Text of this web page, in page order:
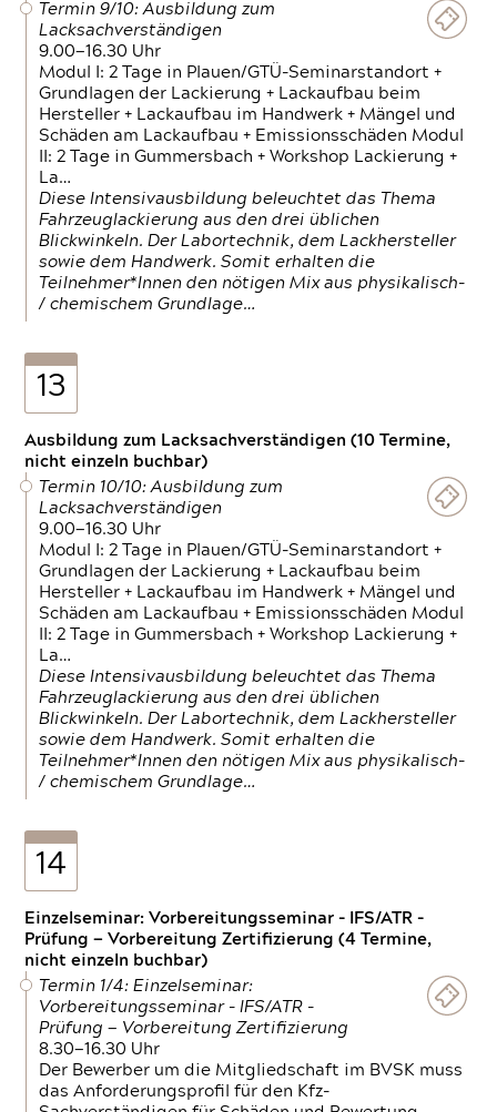
Termin 9/10: Ausbildung zum
Lacksachverständigen
9.00—16.30 Uhr
Modul I: 2 Tage in Plauen/GTÜ-Seminarstandort +
Grundlagen der Lackierung + Lackaufbau beim
Hersteller + Lackaufbau im Handwerk + Mängel und
Schäden am Lackaufbau + Emissionsschäden Modul
II: 2 Tage in Gummersbach + Workshop Lackierung +
La…
Diese Intensivausbildung beleuchtet das Thema
Fahrzeuglackierung aus den drei üblichen
Blickwinkeln. Der Labortechnik, dem Lackhersteller
sowie dem Handwerk. Somit erhalten die
Teilnehmer*Innen den nötigen Mix aus physikalisch-
/ chemischem Grundlage…
13
Ausbildung zum Lacksachverständigen (10 Termine,
nicht einzeln buchbar)
Termin 10/10: Ausbildung zum
Lacksachverständigen
9.00—16.30 Uhr
Modul I: 2 Tage in Plauen/GTÜ-Seminarstandort +
Grundlagen der Lackierung + Lackaufbau beim
Hersteller + Lackaufbau im Handwerk + Mängel und
Schäden am Lackaufbau + Emissionsschäden Modul
II: 2 Tage in Gummersbach + Workshop Lackierung +
La…
Diese Intensivausbildung beleuchtet das Thema
Fahrzeuglackierung aus den drei üblichen
Blickwinkeln. Der Labortechnik, dem Lackhersteller
sowie dem Handwerk. Somit erhalten die
Teilnehmer*Innen den nötigen Mix aus physikalisch-
/ chemischem Grundlage…
14
Einzelseminar: Vorbereitungsseminar - IFS/ATR -
Prüfung — Vorbereitung Zertifizierung (4 Termine,
nicht einzeln buchbar)
Termin 1/4: Einzelseminar:
Vorbereitungsseminar - IFS/ATR -
Prüfung — Vorbereitung Zertifizierung
8.30—16.30 Uhr
Der Bewerber um die Mitgliedschaft im BVSK muss
das Anforderungsprofil für den Kfz-